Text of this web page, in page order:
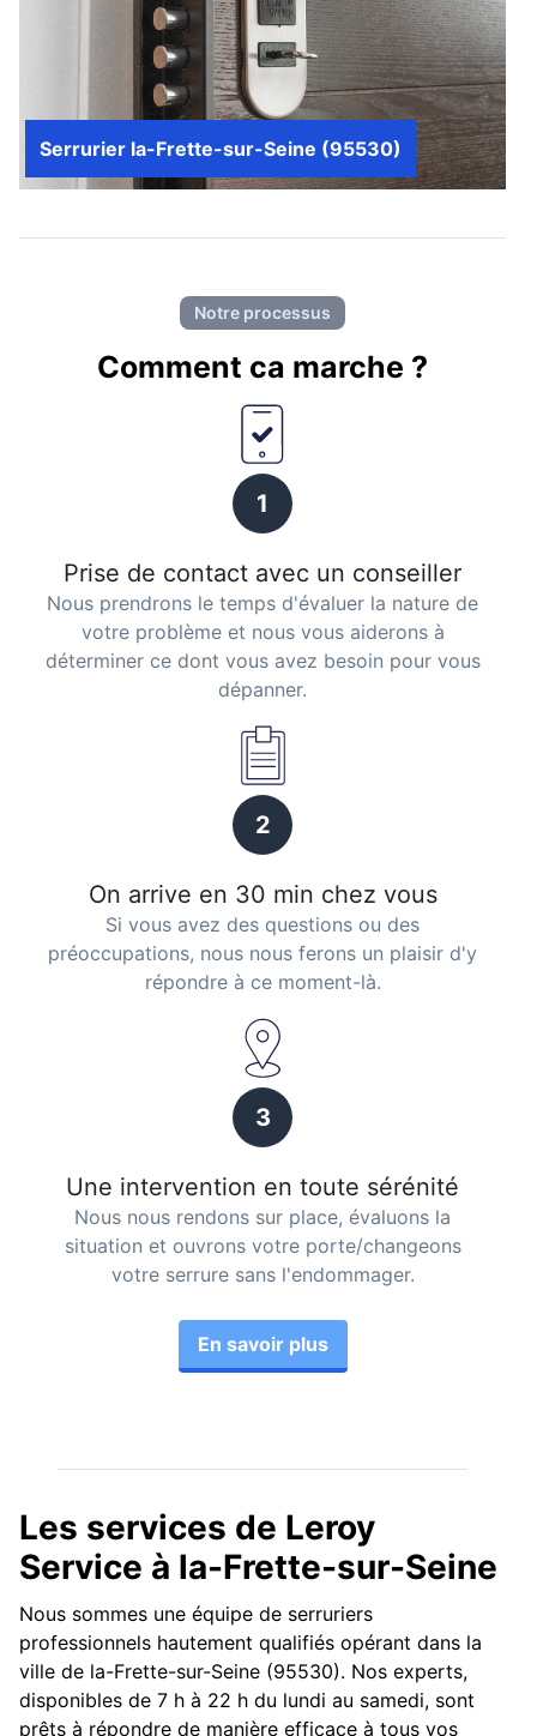
Serrurier la-Frette-sur-Seine (95530)
Notre processus
Comment ca marche ?
1
Prise de contact avec un conseiller
Nous prendrons le temps d'évaluer la nature de
votre problème et nous vous aiderons à
déterminer ce dont vous avez besoin pour vous
dépanner.
2
On arrive en 30 min chez vous
Si vous avez des questions ou des
préoccupations, nous nous ferons un plaisir d'y
répondre à ce moment-là.
3
Une intervention en toute sérénité
Nous nous rendons sur place, évaluons la
situation et ouvrons votre porte/changeons
votre serrure sans l'endommager.
En savoir plus
Les services de Leroy
Service à la-Frette-sur-Seine
Nous sommes une équipe de serruriers
professionnels hautement qualifiés opérant dans la
ville de la-Frette-sur-Seine (95530). Nos experts,
disponibles de 7 h à 22 h du lundi au samedi, sont
prêts à répondre de manière efficace à tous vos